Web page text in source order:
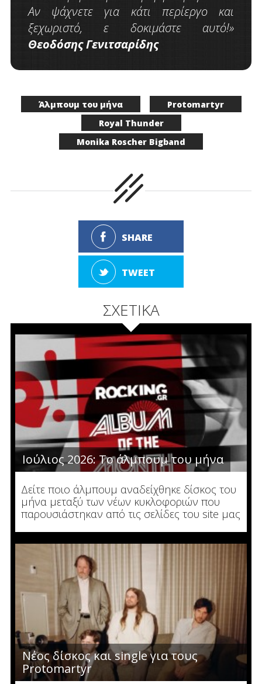
Αν ψάχνετε για κάτι περίεργο και
ξεχωριστό, ε δοκιμάστε αυτό!»
Θεοδόσης Γενιτσαρίδης
Άλμπουμ του μήνα
Protomartyr
Royal Thunder
Monika Roscher Bigband
SHARE
TWEET
ΣΧΕΤΙΚΑ
Ιούλιος 2026: Το άλμπουμ του μήνα
Δείτε ποιο άλμπουμ αναδείχθηκε δίσκος του
μήνα μεταξύ των νέων κυκλοφοριών που
παρουσιάστηκαν από τις σελίδες του site μας
Νέος δίσκος και single για τους
Protomartyr